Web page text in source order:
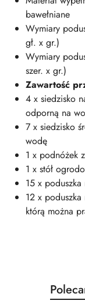
bawełniane
Wymiary
gł. x gr.)
Wymiary
szer. x gr.)
Zawartość
4 x siedzisko
odporną na
7 x siedzisko
wodę
1 x podnóżek
1 x stół
15 x
12 x
którą można
Pomiń